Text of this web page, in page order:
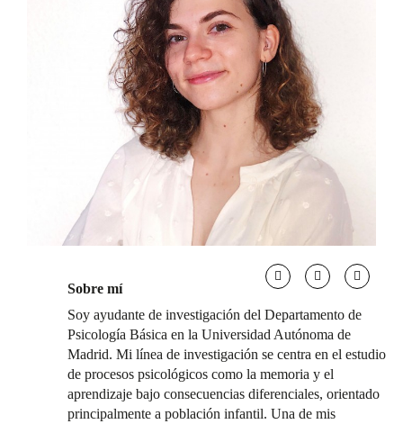
Sobre mí
Soy ayudante de investigación del Departamento de
Psicología Básica en la Universidad Autónoma de
Madrid. Mi línea de investigación se centra en el estudio
de procesos psicológicos como la memoria y el
aprendizaje bajo consecuencias diferenciales, orientado
principalmente a población infantil. Una de mis